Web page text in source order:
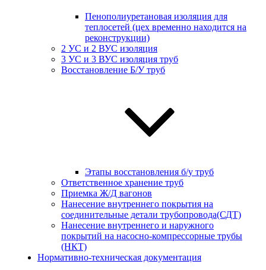
Пенополиуретановая изоляция для
теплосетей (цех временно находится на
реконструкции)
2 УС и 2 ВУС изоляция
3 УС и 3 ВУС изоляция труб
Восстановление Б/У труб
Этапы восстановления б/у труб
Ответственное хранение труб
Приемка Ж/Д вагонов
Нанесение внутреннего покрытия на
соединительные детали трубопровода(СДТ)
Нанесение внутреннего и наружного
покрытий на насосно-компрессорные трубы
(НКТ)
Нормативно-техническая документация